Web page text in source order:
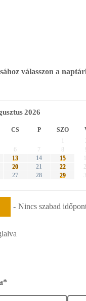
válasszon a
2026
CS P SZO
6 7
·
13 14 ··
15
·
20 21 ·
22
27 28 ·
29
30
- Nincs szabad